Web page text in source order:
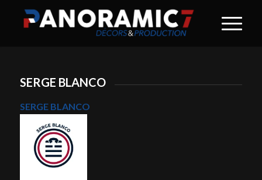
SERGE BLANCO
SERGE BLANCO